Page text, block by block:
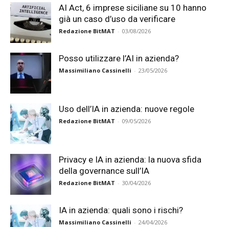
AI Act, 6 imprese siciliane su 10 hanno
già un caso d’uso da verificare
Redazione BitMAT - 03/08/2026
Posso utilizzare l’AI in azienda?
Massimiliano Cassinelli - 23/05/2026
Uso dell’IA in azienda: nuove regole
Redazione BitMAT - 09/05/2026
Privacy e IA in azienda: la nuova sfida
della governance sull’IA
Redazione BitMAT - 30/04/2026
IA in azienda: quali sono i rischi?
Massimiliano Cassinelli - 24/04/2026